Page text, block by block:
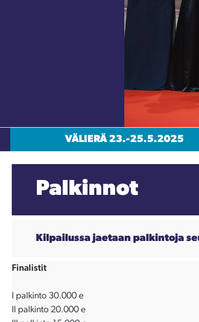
VÄLIERÄ 23.-25.5.2025
Palkinnot
Kilpailussa jaetaan palkintoja
Finalistit
I palkinto 30.000 e
II palkinto 20.000 e